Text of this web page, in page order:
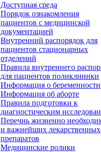
Доступная среда
Порядок ознакомления
пациентов с медицинской
документацией
Внутренний распорядок для
пациентов стационарных
отделений
Правила внутреннего
для пациентов поликлиники
Информация о беременности
Информация об аборте
Правила подготовки к
диагностическим
Перечнь жизненно
и важнейших лекарственных
препаратов
Медицинские ролики